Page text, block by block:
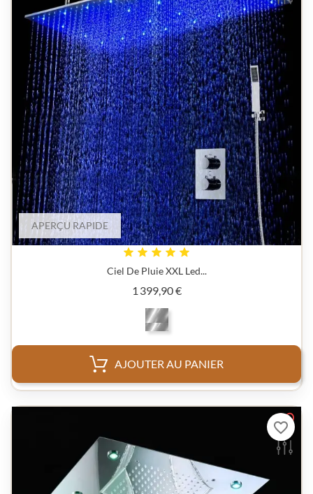
APERÇU RAPIDE
Ciel De Pluie XXL Led...
1 399,90 €Prix
AJOUTER AU PANIER
favorite_border